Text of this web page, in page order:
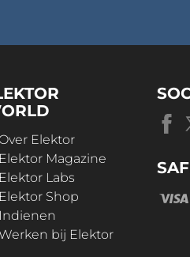
Over Elektor
Elektor Magazine
Elektor Labs
Elektor Shop
Indienen
bij Elektor